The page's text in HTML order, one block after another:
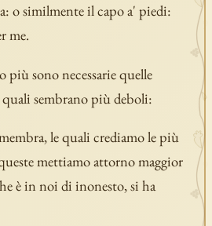
o similmente il capo a' piedi:
me.
sono necessarie quelle
sembrano più deboli:
le quali crediamo le più
mettiamo attorno maggior
è in noi di inonesto, si ha